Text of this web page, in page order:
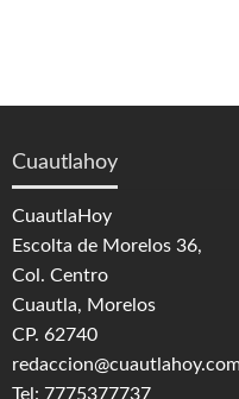
Cuautlahoy
CuautlaHoy
Escolta de Morelos 36,
Col. Centro
Cuautla, Morelos
CP. 62740
Tel: 7775377737